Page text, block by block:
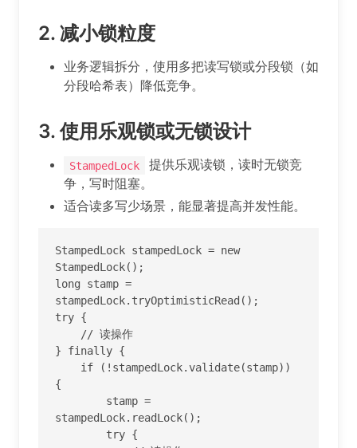
2. 减小锁粒度
业务逻辑拆分，使用多把读写锁或分段锁（如
分段哈希表）降低竞争。
3.使用乐观锁或无锁设计
StampedLock
提供乐观读锁，读时无锁竞
争，写时阻塞。
适合读多写少场景，能显著提高并发性能。
StampedLock stampedLock = new
StampedLock();
long stamp =
stampedLock.tryOptimisticRead();
try {
} finally {
{
stampedLock.readLock();